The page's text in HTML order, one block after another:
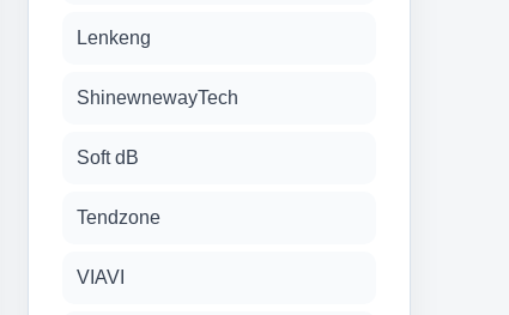
Lenkeng
ShinewnewayTech
Soft dB
Tendzone
VIAVI